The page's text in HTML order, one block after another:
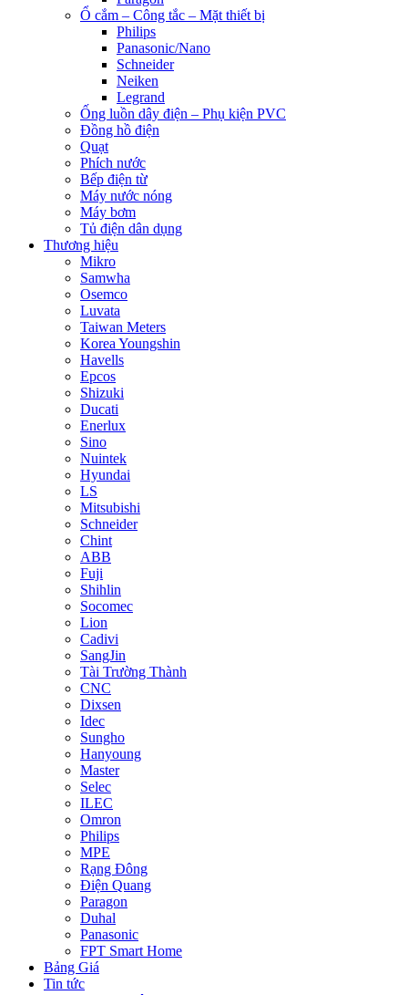
Ổ cắm – Công tắc – Mặt thiết bị
Philips
Panasonic/Nano
Schneider
Neiken
Legrand
Ống luồn dây điện – Phụ kiện PVC
Đồng hồ điện
Quạt
Phích nước
Bếp điện từ
Máy nước nóng
Máy bơm
Tủ điện dân dụng
Thương hiệu
Mikro
Samwha
Osemco
Luvata
Taiwan Meters
Korea Youngshin
Havells
Epcos
Shizuki
Ducati
Enerlux
Sino
Nuintek
Hyundai
LS
Mitsubishi
Schneider
Chint
ABB
Fuji
Shihlin
Socomec
Lion
Cadivi
SangJin
Tài Trường Thành
CNC
Dixsen
Idec
Sungho
Hanyoung
Master
Selec
ILEC
Omron
Philips
MPE
Rạng Đông
Điện Quang
Paragon
Duhal
Panasonic
FPT Smart Home
Bảng Giá
Tin tức